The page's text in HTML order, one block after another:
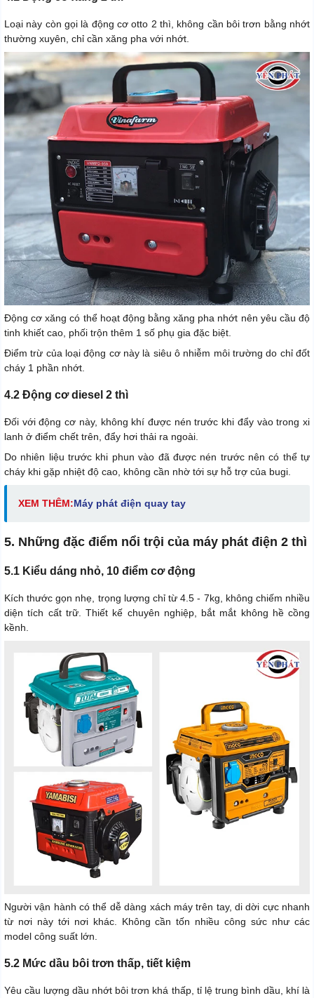
Loại này còn gọi là động cơ otto 2 thì, không cần bôi trơn bằng nhớt
thường xuyên, chỉ cần xăng pha với nhớt.
Động cơ xăng có thể hoạt động bằng xăng pha nhớt nên yêu cầu độ
tinh khiết cao, phối trộn thêm 1 số phụ gia đặc biệt.
Điểm trừ của loại động cơ này là siêu ô nhiễm môi trường do chỉ đốt
cháy 1 phần nhớt.
4.2 Động cơ diesel 2 thì
Đối với động cơ này, không khí được nén trước khi đẩy vào trong xi
lanh ở điểm chết trên, đẩy hơi thải ra ngoài.
Do nhiên liệu trước khi phun vào đã được nén trước nên có thể tự
cháy khi gặp nhiệt độ cao, không cần nhờ tới sự hỗ trợ của bugi.
XEM THÊM:Máy phát điện quay tay
5. Những đặc điểm nổi trội của máy phát điện 2 thì
5.1 Kiểu dáng nhỏ, 10 điểm cơ động
Kích thước gọn nhẹ, trọng lượng chỉ từ 4.5 - 7kg, không chiếm nhiều
diện tích cất trữ. Thiết kế chuyên nghiệp, bắt mắt không hề cồng
kềnh.
Người vận hành có thể dễ dàng xách máy trên tay, di dời cực nhanh
từ nơi này tới nơi khác. Không cần tốn nhiều công sức như các
model công suất lớn.
5.2 Mức dầu bôi trơn thấp, tiết kiệm
Yêu cầu lượng dầu nhớt bôi trơn khá thấp, tỉ lệ trung bình dầu, khí là